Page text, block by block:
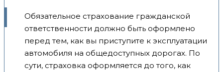
Обязательное страхование гражданской
ответственности должно быть оформлено
перед тем, как вы приступите к эксплуатации
автомобиля на общедоступных дорогах. По
сути, страховка оформляется до того, как